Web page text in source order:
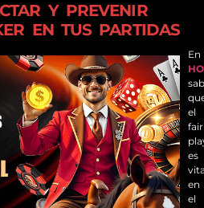
Y PREVENIR
EN TUS PARTIDAS
En
el
fair
es
en
el